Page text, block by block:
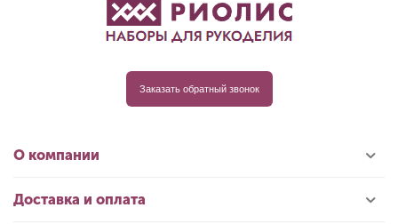
Заказать обратный звонок
О компании
Доставка и оплата